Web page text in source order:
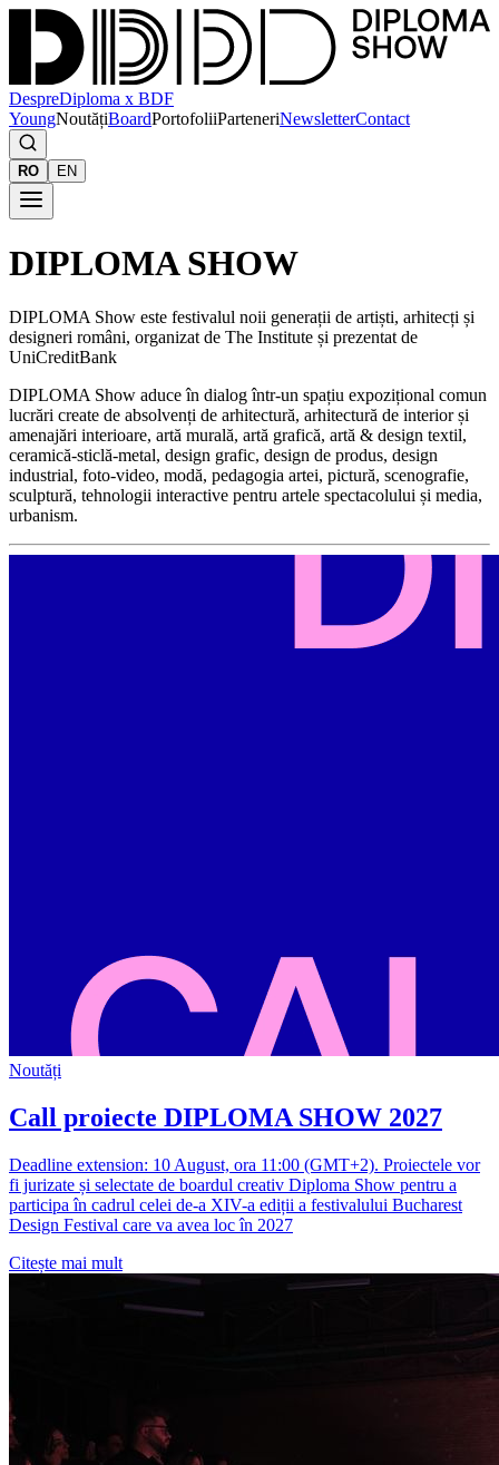
DespreDiploma x BDF
YoungNoutățiBoardPortofoliiParteneriNewsletterContact
RO EN
DIPLOMA SHOW
DIPLOMA Show este festivalul noii generații de artiști, arhitecți și
designeri români, organizat de The Institute și prezentat de
UniCreditBank
DIPLOMA Show aduce în dialog într-un spațiu expozițional comun
lucrări create de absolvenți de arhitectură, arhitectură de interior și
amenajări interioare, artă murală, artă grafică, artă & design textil,
ceramică-sticlă-metal, design grafic, design de produs, design
industrial, foto-video, modă, pedagogia artei, pictură, scenografie,
sculptură, tehnologii interactive pentru artele spectacolului și media,
urbanism.
Noutăți
Call proiecte DIPLOMA SHOW 2027
Deadline extension: 10 August, ora 11:00 (GMT+2). Proiectele vor
fi jurizate și selectate de boardul creativ Diploma Show pentru a
participa în cadrul celei de-a XIV-a ediții a festivalului Bucharest
Design Festival care va avea loc în 2027
Citește mai mult